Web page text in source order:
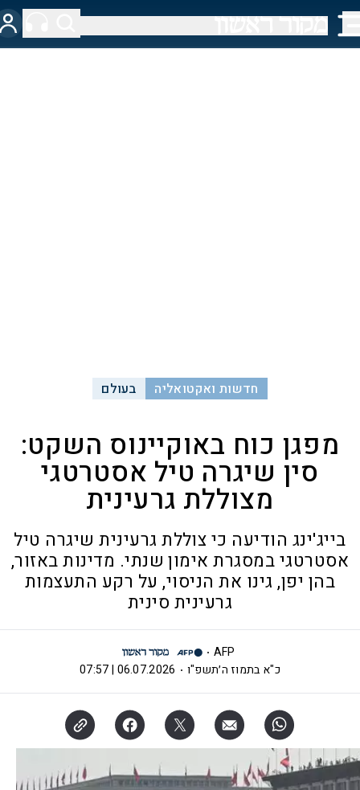
חדשות ואקטואליה בעולם
מפגן כוח באוקיינוס השקט:
סין שיגרה טיל אסטרטגי
מצוללת גרעינית
בייג'ינג הודיעה כי צוללת גרעינית שיגרה טיל
אסטרטגי במסגרת אימון שנתי. מדינות באזור,
בהן יפן, גינו את הניסוי, על רקע התעצמות
גרעינית סינית
AFP
כ"א בתמוז ה׳תשפ"ו
06.07.2026 | 07:57